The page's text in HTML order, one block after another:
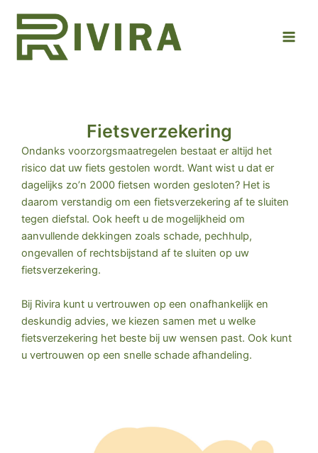
inhoud
Fietsverzekering
Ondanks voorzorgsmaatregelen bestaat er altijd het
risico dat uw fiets gestolen wordt. Want wist u dat er
dagelijks zo’n 2000 fietsen worden gesloten? Het is
daarom verstandig om een fietsverzekering af te sluiten
tegen diefstal. Ook heeft u de mogelijkheid om
aanvullende dekkingen zoals schade, pechhulp,
ongevallen of rechtsbijstand af te sluiten op uw
fietsverzekering.
Bij Rivira kunt u vertrouwen op een onafhankelijk en
deskundig advies, we kiezen samen met u welke
fietsverzekering het beste bij uw wensen past. Ook kunt
u vertrouwen op een snelle schade afhandeling.